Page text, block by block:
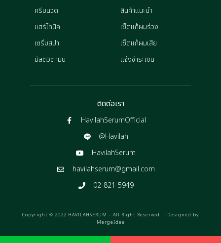
ครีมนวด
แฮร์โทนิค
เซรั่มสปา
มัลติวิตามิน
สินค้าแนะนำ
เซ็ตแก้ผมร่วง
เซ็ตแก้ผมเสีย
แจ้งชำระเงิน
ติดต่อเรา
HavilahSerumOfficial
@Havilah
HavilahSerum
havilahserum@gmail.com
02-821-5949
Copyright © 2022 HAVILAHSERUM – All Right Reserved. | Designed by
MergeIdea